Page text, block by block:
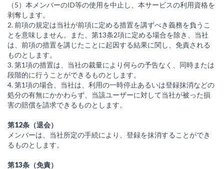
（5）本メンバーのID等の使用を中止し、本サービスの利用資格を
剥奪します。
2. 前項の規定は当社が前項に定める措置を講ずべき義務を負うこ
とを意味しません。また、第13条2項に定める場合を除き、当社
は、前項の措置を講じたことに起因する結果に関し、免責される
ものとします。
3. 第1項の措置は、当社の裁量により何らの予告なく、同時または
段階的に行うことができるものとします。
4. 第1項の場合、当社は、利用の一時停止あるいは登録抹消などの
処分の有無にかかわらず、当該ユーザーに対して当社が被った損
害の賠償を請求できるものとします。
第12条（退会）
メンバーは、当社所定の手続により、登録を抹消することができ
るものとします。
第13条（免責）